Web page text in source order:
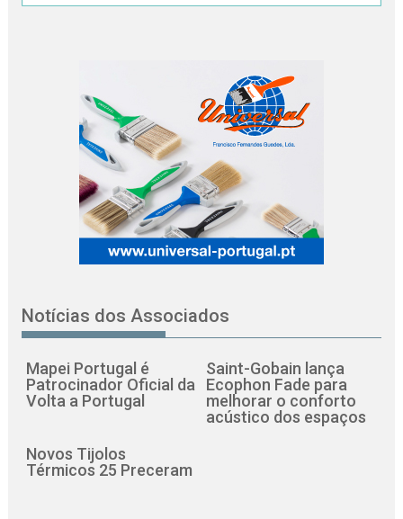
Notícias dos Associados
Mapei Portugal é
Patrocinador Oficial da
Volta a Portugal
Saint-Gobain lança
Ecophon Fade para
melhorar o conforto
acústico dos espaços
Novos Tijolos
Térmicos 25 Preceram